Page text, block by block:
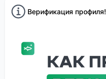
Верификация профиля!